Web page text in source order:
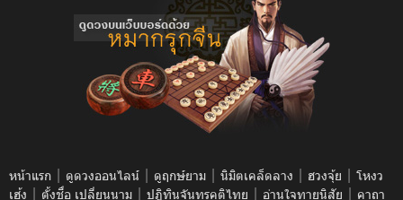
หน้าแรก | ดูดวงออนไลน์ | ดูฤกษ์ยาม | นิมิตเคล็ดลาง | ฮวงจุ้ย | โหงว
เฮ้ง | ตั้งชื่อ เปลี่ยนนาม | ปฎิทินจันทรคติไทย | อ่านใจทายนิสัย | คาถา